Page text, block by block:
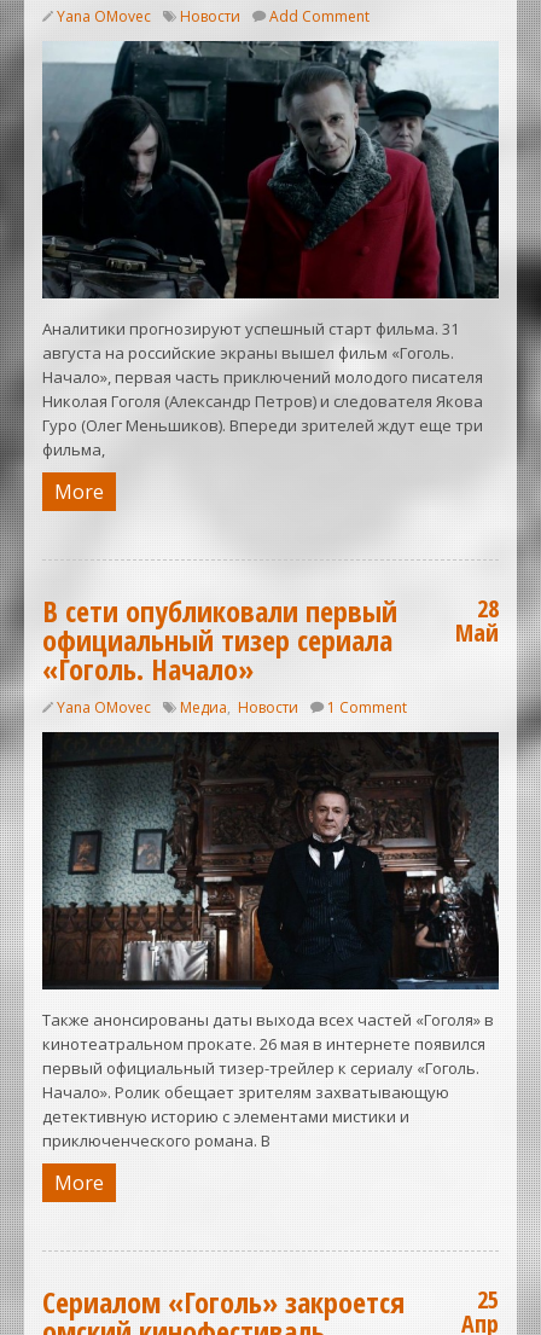
Yana OMovec Новости Add Comment
Аналитики прогнозируют успешный старт фильма. 31
августа на российские экраны вышел фильм «Гоголь.
Начало», первая часть приключений молодого писателя
Николая Гоголя (Александр Петров) и следователя Якова
Гуро (Олег Меньшиков). Впереди зрителей ждут еще три
фильма,
More
В сети опубликовали первый
официальный тизер сериала
«Гоголь. Начало»
Yana OMovec Медиа, Новости 1 Comment
28
Май
Также анонсированы даты выхода всех частей «Гоголя» в
кинотеатральном прокате. 26 мая в интернете появился
первый официальный тизер-трейлер к сериалу «Гоголь.
Начало». Ролик обещает зрителям захватывающую
детективную историю с элементами мистики и
приключенческого романа. В
More
Сериалом «Гоголь» закроется 25
Апр